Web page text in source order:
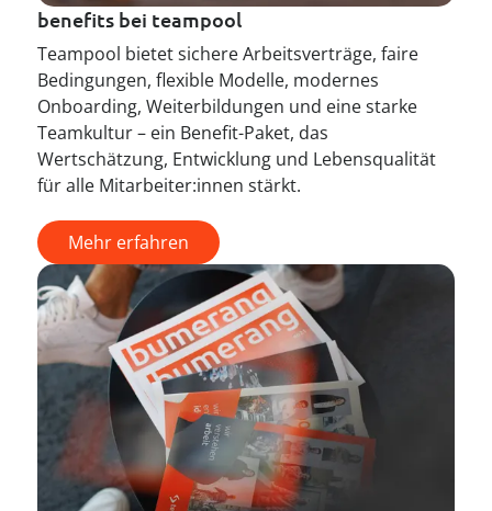
benefits bei teampool
Teampool bietet sichere Arbeitsverträge, faire
Bedingungen, flexible Modelle, modernes
Onboarding, Weiterbildungen und eine starke
Teamkultur – ein Benefit-Paket, das
Wertschätzung, Entwicklung und Lebensqualität
für alle Mitarbeiter:innen stärkt.
Mehr erfahren